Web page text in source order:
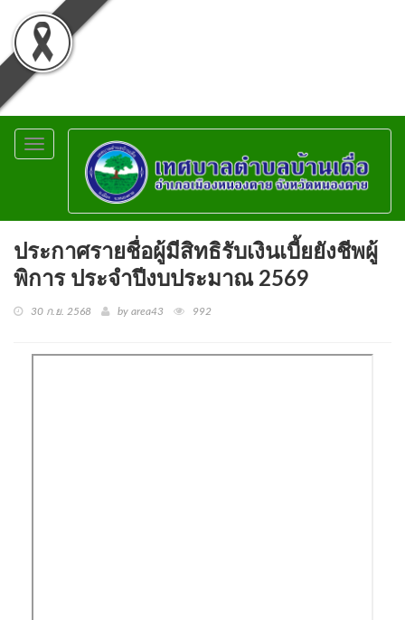
Toggle
navigation
ประกาศรายชื่อผู้มีสิทธิรับเงินเบี้ยยังชีพผู้
พิการ ประจำปีงบประมาณ 2569
30 ก.ย. 2568 by area43 992